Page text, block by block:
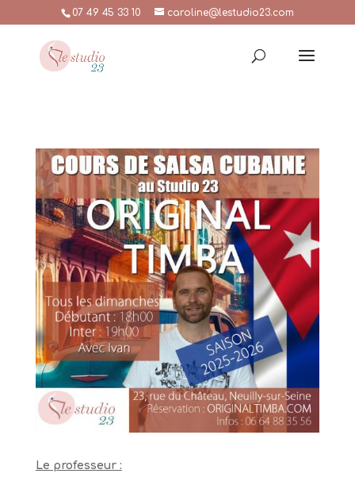
07 49 45 33 10 caroline@lestudio23.com
Le professeur :